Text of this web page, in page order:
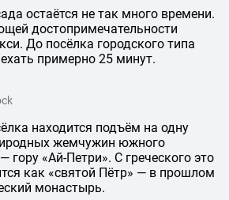
остаётся не так много времени.
достопримечательности
До посёлка городского типа
примерно 25 минут.
находится подъём на одну
жемчужин южного
«Ай-Петри». С греческого это
как «святой Пётр» — в прошлом
монастырь.